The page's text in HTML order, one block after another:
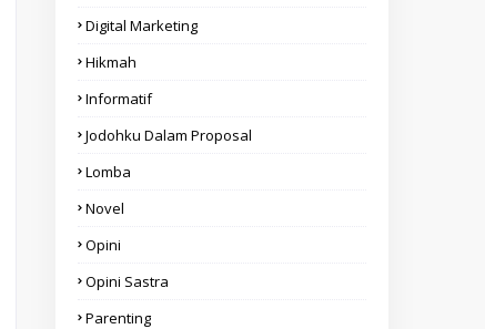
Digital Marketing
Hikmah
Informatif
Jodohku Dalam Proposal
Lomba
Novel
Opini
Opini Sastra
Parenting